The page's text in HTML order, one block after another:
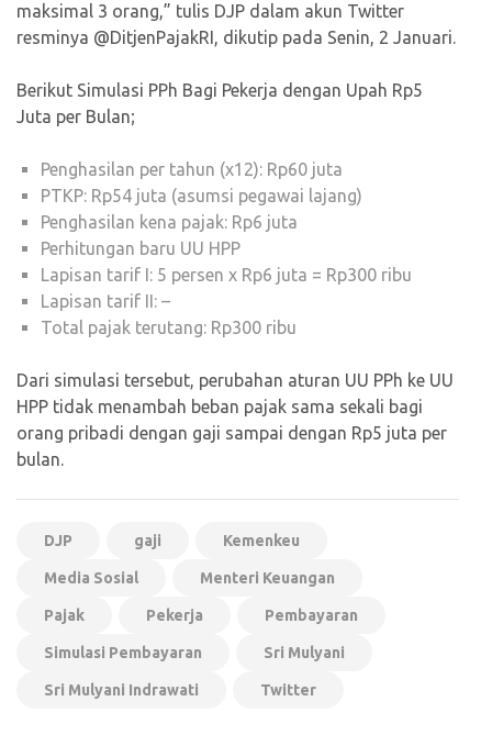
maksimal 3 orang,” tulis DJP dalam akun Twitter
resminya @DitjenPajakRI, dikutip pada Senin, 2 Januari.
Berikut Simulasi PPh Bagi Pekerja dengan Upah Rp5
Juta per Bulan;
Penghasilan per tahun (x12): Rp60 juta
PTKP: Rp54 juta (asumsi pegawai lajang)
Penghasilan kena pajak: Rp6 juta
Perhitungan baru UU HPP
Lapisan tarif I: 5 persen x Rp6 juta = Rp300 ribu
Lapisan tarif II: –
Total pajak terutang: Rp300 ribu
Dari simulasi tersebut, perubahan aturan UU PPh ke UU
HPP tidak menambah beban pajak sama sekali bagi
orang pribadi dengan gaji sampai dengan Rp5 juta per
bulan.
DJP gaji Kemenkeu
Media Sosial Menteri Keuangan
Pajak Pekerja Pembayaran
Simulasi Pembayaran Sri Mulyani
Sri Mulyani Indrawati Twitter